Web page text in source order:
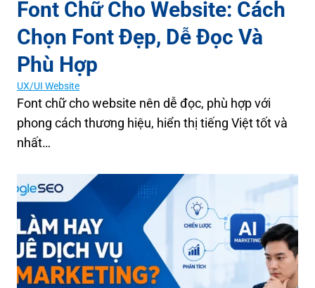
Font Chữ Cho Website: Cách
Chọn Font Đẹp, Dễ Đọc Và
Phù Hợp
UX/UI Website
Font chữ cho website nên dễ đọc, phù hợp với
phong cách thương hiệu, hiển thị tiếng Việt tốt và
nhất…